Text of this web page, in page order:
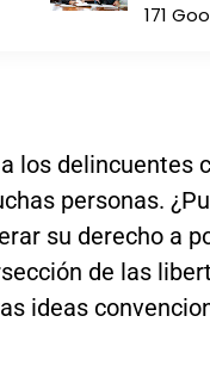
171
los delincuentes
personas.
su derecho a
de las
ideas